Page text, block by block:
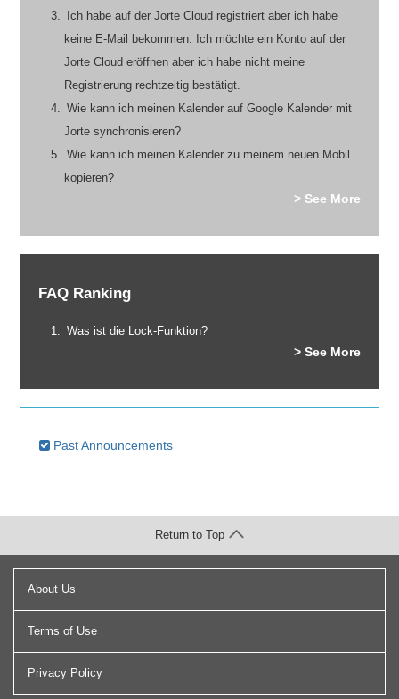
Ich habe auf der Jorte Cloud registriert aber ich habe
keine E-Mail bekommen. Ich möchte ein Konto auf der
Jorte Cloud eröffnen aber ich habe nicht meine
Registrierung rechtzeitig bestätigt.
Wie kann ich meinen Kalender auf Google Kalender mit
Jorte synchronisieren?
Wie kann ich meinen Kalender zu meinem neuen Mobil
kopieren?
> See More
FAQ Ranking
Was ist die Lock-Funktion?
> See More
Past Announcements
About Us
Terms of Use
Privacy Policy
Return to Top